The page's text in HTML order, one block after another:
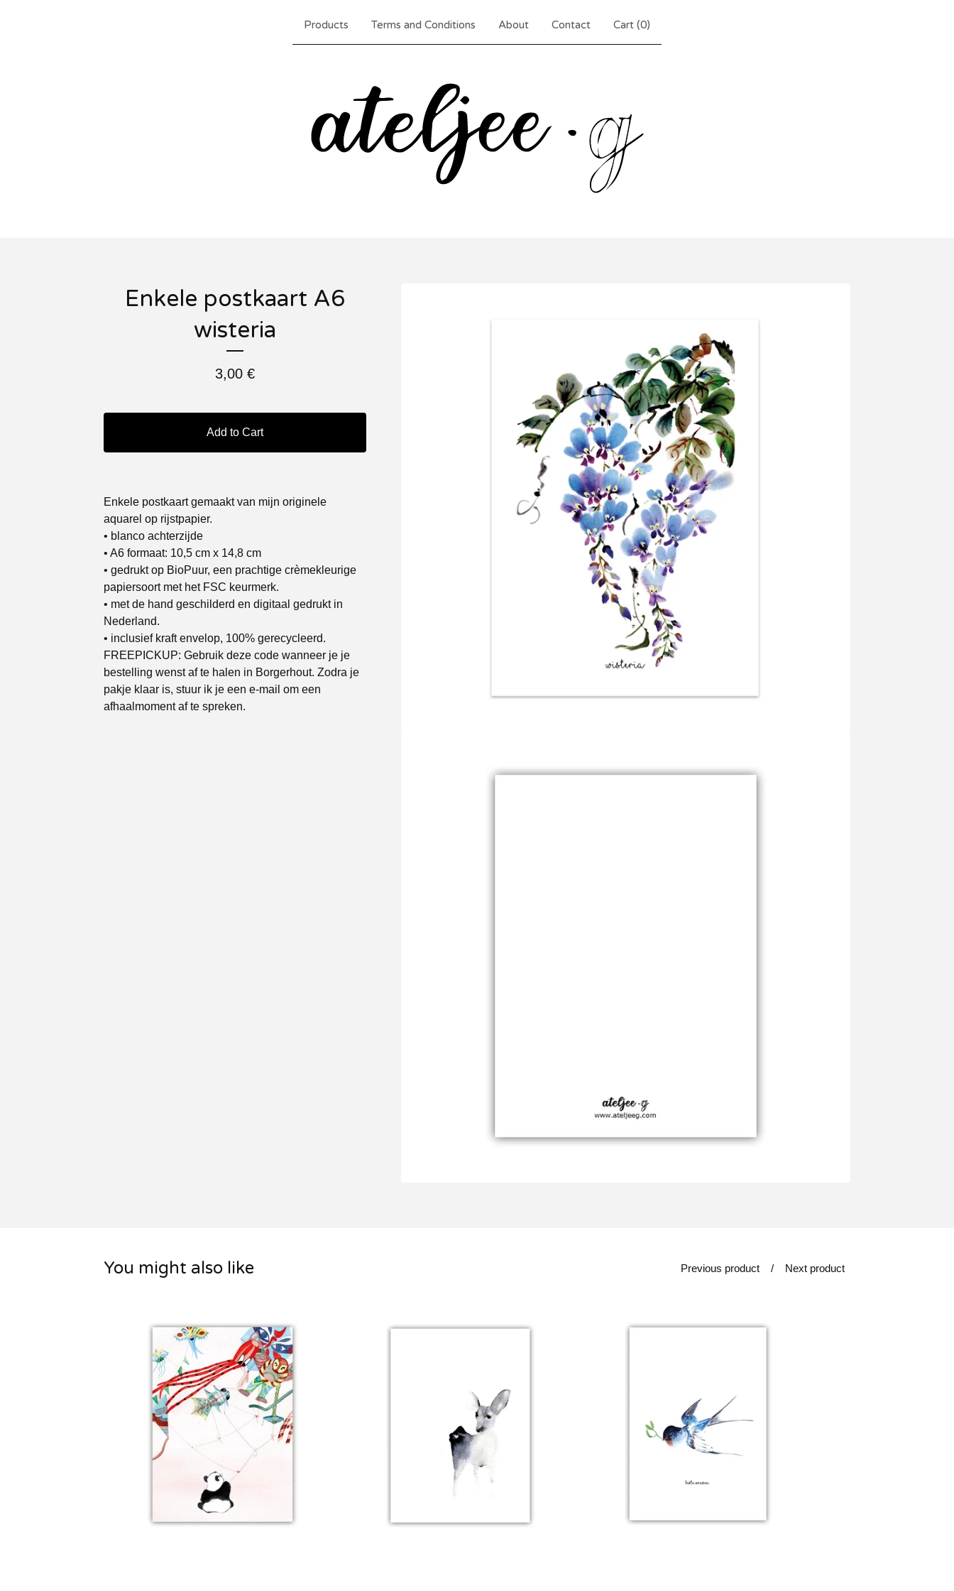
Products Terms and Conditions About Contact Cart (0)
Enkele postkaart A6
wisteria
3,00 €
Add to Cart
Enkele postkaart gemaakt van mijn originele
aquarel op rijstpapier.
• blanco achterzijde
• A6 formaat: 10,5 cm x 14,8 cm
• gedrukt op BioPuur, een prachtige crèmekleurige
papiersoort met het FSC keurmerk.
• met de hand geschilderd en digitaal gedrukt in
Nederland.
• inclusief kraft envelop, 100% gerecycleerd.
FREEPICKUP: Gebruik deze code wanneer je je
bestelling wenst af te halen in Borgerhout. Zodra je
pakje klaar is, stuur ik je een e-mail om een
afhaalmoment af te spreken.
You might also like Previous product Next product